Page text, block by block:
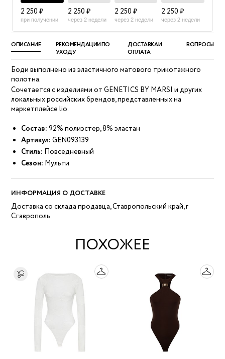
2 250 ₽
при получении
2 250 ₽
через 2 недели
2 250 ₽
через 2 недели
2 250 ₽
через 2 недели
ОПИСАНИЕ
РЕКОМЕНДАЦИИ ПО
УХОДУ
ДОСТАВКА И
ОПЛАТА
ВОПРОСЫ
Боди выполнено из эластичного матового трикотажного
полотна.
Сочетается с изделиями от GENETICS BY MARSI и других
локальных российских брендов, представленных на
маркетплейсе lio.
Состав: 92% полиэстер, 8% эластан
Артикул: GEN093139
Стиль: Повседневный
Сезон: Мульти
ИНФОРМАЦИЯ О ДОСТАВКЕ
Доставка со склада продавца, Ставропольский край, г
Ставрополь
ПОХОЖЕЕ